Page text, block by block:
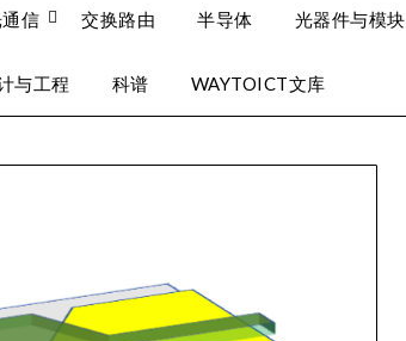
信 交换路由 半导体 光器件与模块
与工程 科谱 WAYTOICT文库